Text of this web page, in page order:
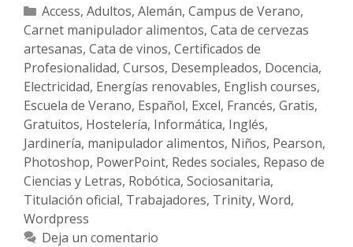
Categorías
Access, Adultos, Alemán, Campus de Verano,
Carnet manipulador alimentos, Cata de cervezas
artesanas, Cata de vinos, Certificados de
Profesionalidad, Cursos, Desempleados, Docencia,
Electricidad, Energías renovables, English courses,
Escuela de Verano, Español, Excel, Francés, Gratis,
Gratuitos, Hostelería, Informática, Inglés,
Jardinería, manipulador alimentos, Niños, Pearson,
Photoshop, PowerPoint, Redes sociales, Repaso de
Ciencias y Letras, Robótica, Sociosanitaria,
Titulación oficial, Trabajadores, Trinity, Word,
Wordpress
Deja un comentario